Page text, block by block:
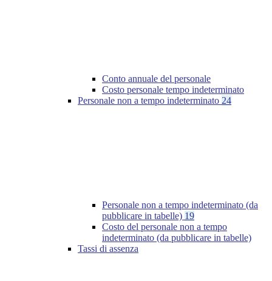
Conto annuale del personale
Costo personale tempo indeterminato
Personale non a tempo indeterminato 24
Personale non a tempo indeterminato (da
pubblicare in tabelle) 19
Costo del personale non a tempo
indeterminato (da pubblicare in tabelle)
Tassi di assenza